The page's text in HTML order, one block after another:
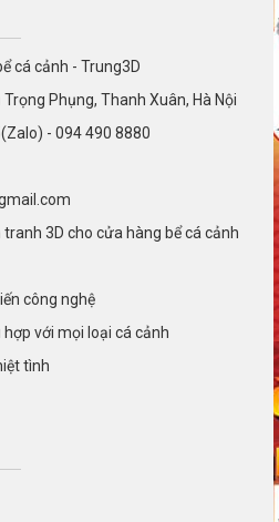
cá cảnh - Trung3D
Phụng, Thanh Xuân, Hà Nội
- 094 490 8880
3D cho cửa hàng bể cá cảnh
công nghệ
với mọi loại cá cảnh
tình